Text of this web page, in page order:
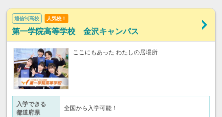
通信制高校 人気校！
第一学院高等学校 金沢キャンパス
ここにもあった わたしの居場所
入学できる
都道府県
全国から入学可能！